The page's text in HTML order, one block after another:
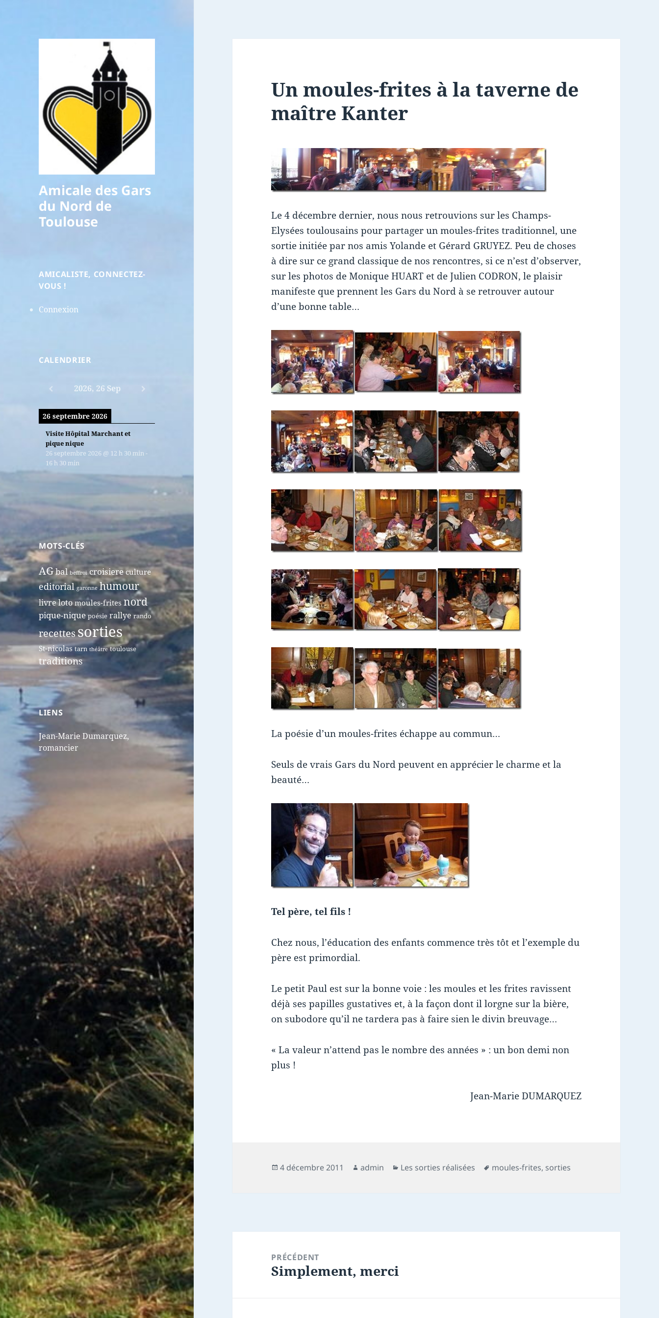
Amicale des Gars
du Nord de
Toulouse
AMICALISTE, CONNECTEZ-
VOUS !
Connexion
CALENDRIER
2026, 26 Sep
26 septembre 2026
Visite Hôpital Marchant et
pique nique
26 septembre 2026 @ 12 h 30 min-
16 h 30 min
MOTS-CLÉS
AGbal beffroi croisiereculture
editorial garonne humour
livrelotomoules-frites nord
pique-nique poésie rallye rando
recettessorties
St-nicolas tarn théâtre toulouse
traditions
LIENS
Jean-Marie Dumarquez,
romancier
Un moules-frites à la taverne de
maître Kanter
Le 4 décembre dernier, nous nous retrouvions sur les Champs-
Elysées toulousains pour partager un moules-frites traditionnel, une
sortie initiée par nos amis Yolande et Gérard GRUYEZ. Peu de choses
à dire sur ce grand classique de nos rencontres, si ce n’est d’observer,
sur les photos de Monique HUART et de Julien CODRON, le plaisir
manifeste que prennent les Gars du Nord à se retrouver autour
d’une bonne table…
La poésie d’un moules-frites échappe au commun…
Seuls de vrais Gars du Nord peuvent en apprécier le charme et la
beauté…
Tel père, tel fils !
Chez nous, l’éducation des enfants commence très tôt et l’exemple du
père est primordial.
Le petit Paul est sur la bonne voie : les moules et les frites ravissent
déjà ses papilles gustatives et, à la façon dont il lorgne sur la bière,
on subodore qu’il ne tardera pas à faire sien le divin breuvage…
« La valeur n’attend pas le nombre des années » : un bon demi non
plus !
Jean-Marie DUMARQUEZ
Publié
4 décembre 2011 Auteur
admin Catégories
Les sorties réalisées
Mots-
moules-frites, sorties
PRÉCÉDENT
Article
Simplement, merci